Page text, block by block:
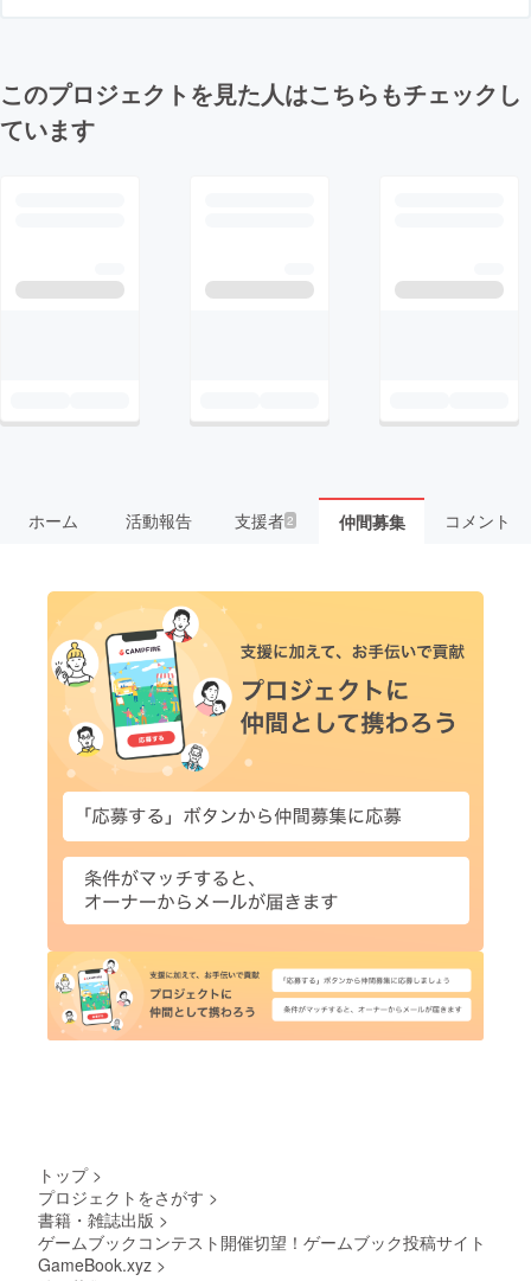
このプロジェクトを見た人はこちらもチェックし
ています
ホーム 活動報告 支援者2 仲間募集 コメント
トップ >
プロジェクトをさがす >
書籍・雑誌出版 >
ゲームブックコンテスト開催切望！ゲームブック投稿サイト
GameBook.xyz >